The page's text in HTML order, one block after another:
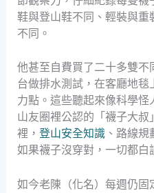
鞋與登山鞋不同、輕裝與
不同。
他甚至自費買了二十多雙
台做排水測試，在客廳地
力點。這些聽起來像科學
山友圈裡公認的「襪子大
裡， 登山安全知識、路線規
如果襪子沒穿對，一切都白
如今老陳（化名）每週仍